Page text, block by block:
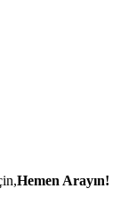
Hemen Arayın!